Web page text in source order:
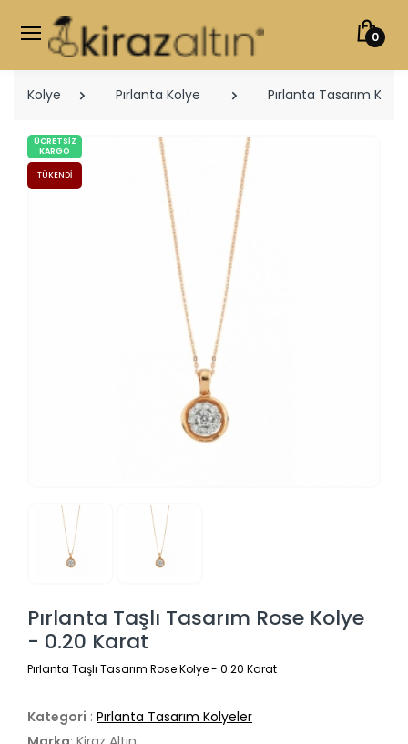
0
Kolye Pırlanta Kolye Pırlanta Tasarım
ÜCRETSIZ
KARGO
TÜKENDI
Pırlanta Taşlı Tasarım Rose Kolye
- 0.20 Karat
Pırlanta Taşlı Tasarım Rose Kolye - 0.20 Karat
Kategori : Pırlanta Tasarım Kolyeler